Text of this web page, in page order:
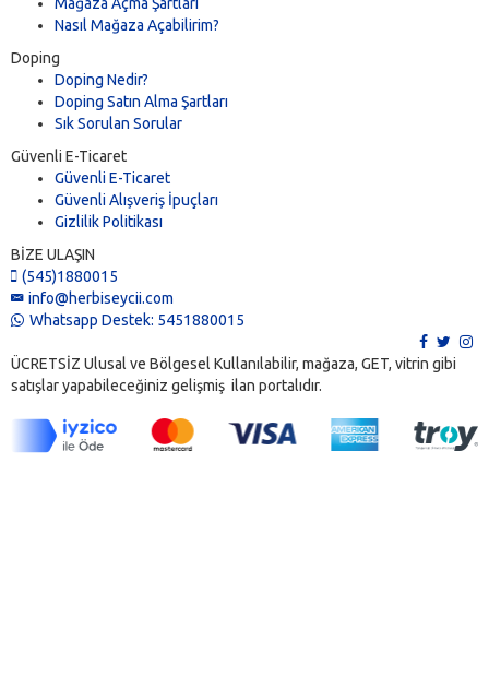
Mağaza Açma Şartları
Nasıl Mağaza Açabilirim?
Doping
Doping Nedir?
Doping Satın Alma Şartları
Sık Sorulan Sorular
Güvenli E-Ticaret
Güvenli E-Ticaret
Güvenli Alışveriş İpuçları
Gizlilik Politikası
BİZE ULAŞIN
(545)1880015
info@herbiseycii.com
Whatsapp Destek: 5451880015
ÜCRETSİZ Ulusal ve Bölgesel Kullanılabilir, mağaza, GET, vitrin gibi
satışlar yapabileceğiniz gelişmiş ilan portalıdır.